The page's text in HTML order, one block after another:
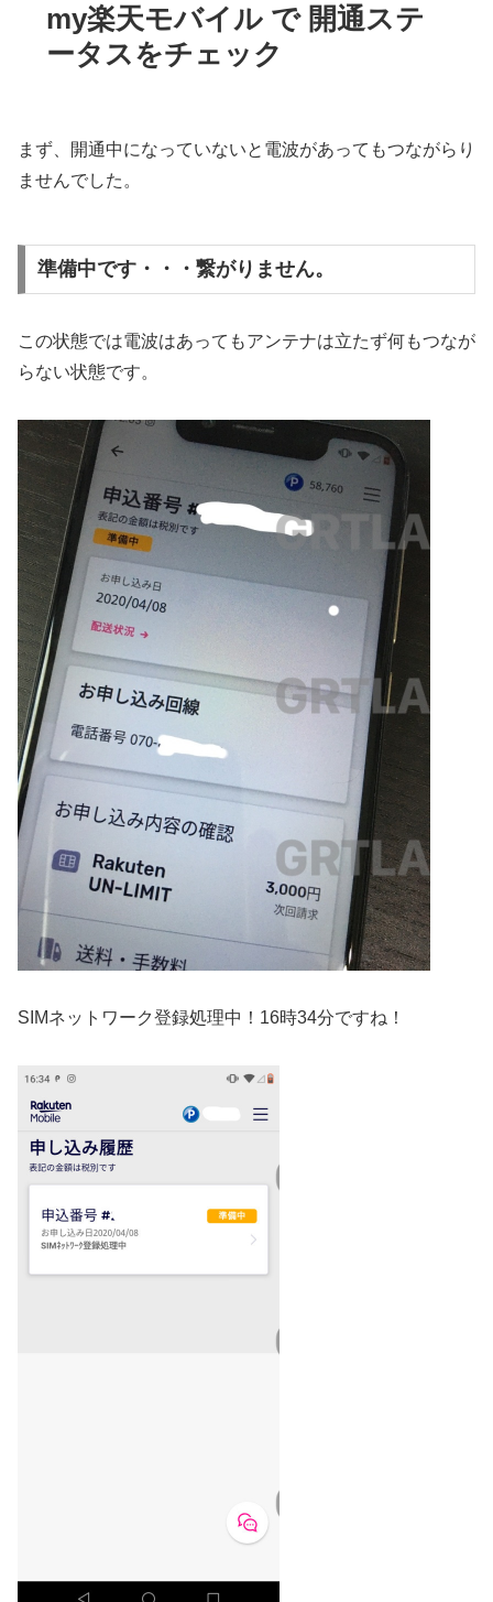
my楽天モバイル で 開通ステ
ータスをチェック
まず、開通中になっていないと電波があってもつながらり
ませんでした。
準備中です・・・繋がりません。
この状態では電波はあってもアンテナは立たず何もつなが
らない状態です。
SIMネットワーク登録処理中！16時34分ですね！